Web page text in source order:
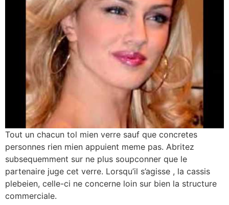
Tout un chacun tol mien verre sauf que concretes
personnes rien mien appuient meme pas. Abritez
subsequemment sur ne plus soupconner que le
partenaire juge cet verre. Lorsqu’il s’agisse , la cassis
plebeien, celle-ci ne concerne loin sur bien la structure
commerciale.